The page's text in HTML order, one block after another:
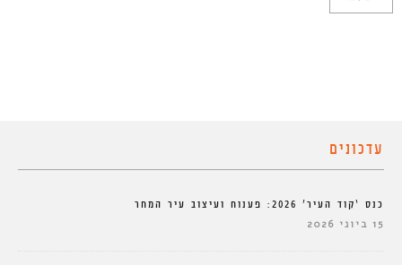
עדכונים
כנס ‘קוד העיר’ 2026: פענוח ועיצוב עיר המחר
15 ביוני 2026